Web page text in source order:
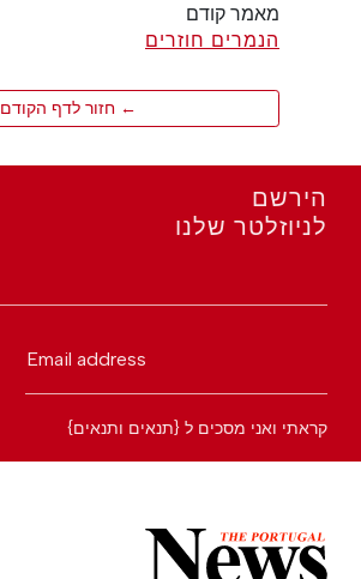
מאמר קודם
הנמרים חוזרים
← חזור לדף הקודם
הירשם
לניוזלטר שלנו
Email address
קראתי ואני מסכים ל {תנאים ותנאים}